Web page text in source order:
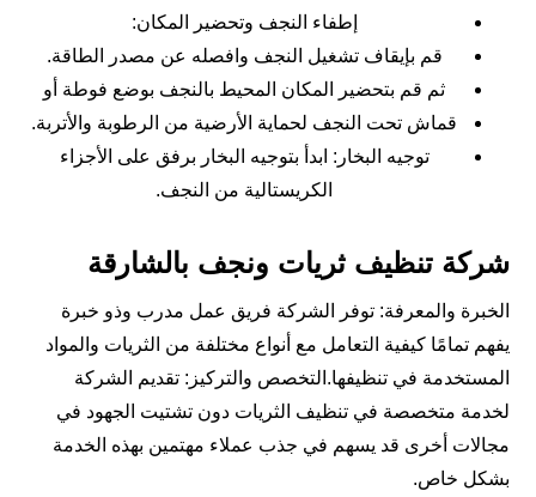
إطفاء النجف وتحضير المكان:
قم بإيقاف تشغيل النجف وافصله عن مصدر الطاقة.
ثم قم بتحضير المكان المحيط بالنجف بوضع فوطة أو
قماش تحت النجف لحماية الأرضية من الرطوبة والأتربة.
توجيه البخار: ابدأ بتوجيه البخار برفق على الأجزاء
الكريستالية من النجف.
شركة تنظيف ثريات ونجف بالشارقة
الخبرة والمعرفة: توفر الشركة فريق عمل مدرب وذو خبرة
يفهم تمامًا كيفية التعامل مع أنواع مختلفة من الثريات والمواد
المستخدمة في تنظيفها.التخصص والتركيز: تقديم الشركة
لخدمة متخصصة في تنظيف الثريات دون تشتيت الجهود في
مجالات أخرى قد يسهم في جذب عملاء مهتمين بهذه الخدمة
بشكل خاص.